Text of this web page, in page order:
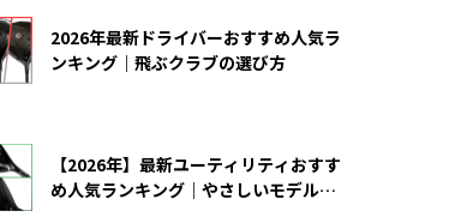
2026年最新ドライバーおすすめ人気ラ
ンキング｜飛ぶクラブの選び方
【2026年】最新ユーティリティおすす
め人気ランキング｜やさしいモデルの